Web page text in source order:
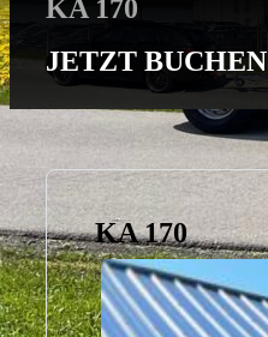
KA 170
JETZT BUCHEN
KA 170